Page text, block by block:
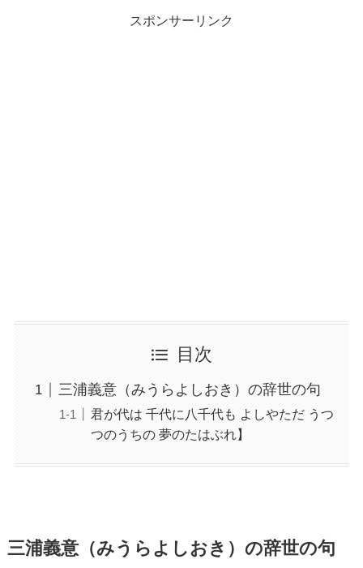
スポンサーリンク
目次
三浦義意（みうらよしおき）の辞世の句
君が代は 千代に八千代も よしやただ うつ
つのうちの 夢のたはぶれ】
三浦義意（みうらよしおき）の辞世の句